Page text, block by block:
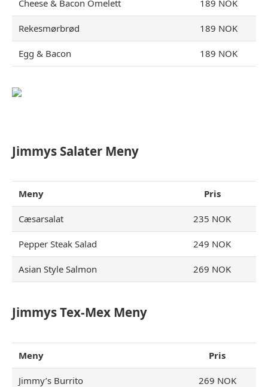
Cheese & Bacon Omelett 189 NOK
Rekesmørbrød 189 NOK
Egg & Bacon 189 NOK
Jimmys Salater Meny
Meny Pris
Cæsarsalat 235 NOK
Pepper Steak Salad 249 NOK
Asian Style Salmon 269 NOK
Jimmys Tex-Mex Meny
Meny Pris
Jimmy’s Burrito 269 NOK